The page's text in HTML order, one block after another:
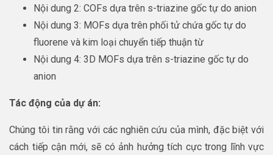
Nội dung 2: COFs dựa trên s-triazine gốc tự do anion
Nội dung 3: MOFs dựa trên phối tử chứa gốc tự do
fluorene và kim loại chuyển tiếp thuận từ
Nội dung 4: 3D MOFs dựa trên s-triazine gốc tự do
anion
Tác động của dự án:
Chúng tôi tin rằng với các nghiên cứu của mình, đặc biệt với
cách tiếp cận mới, sẽ có ảnh hưởng tích cực trong lĩnh vực